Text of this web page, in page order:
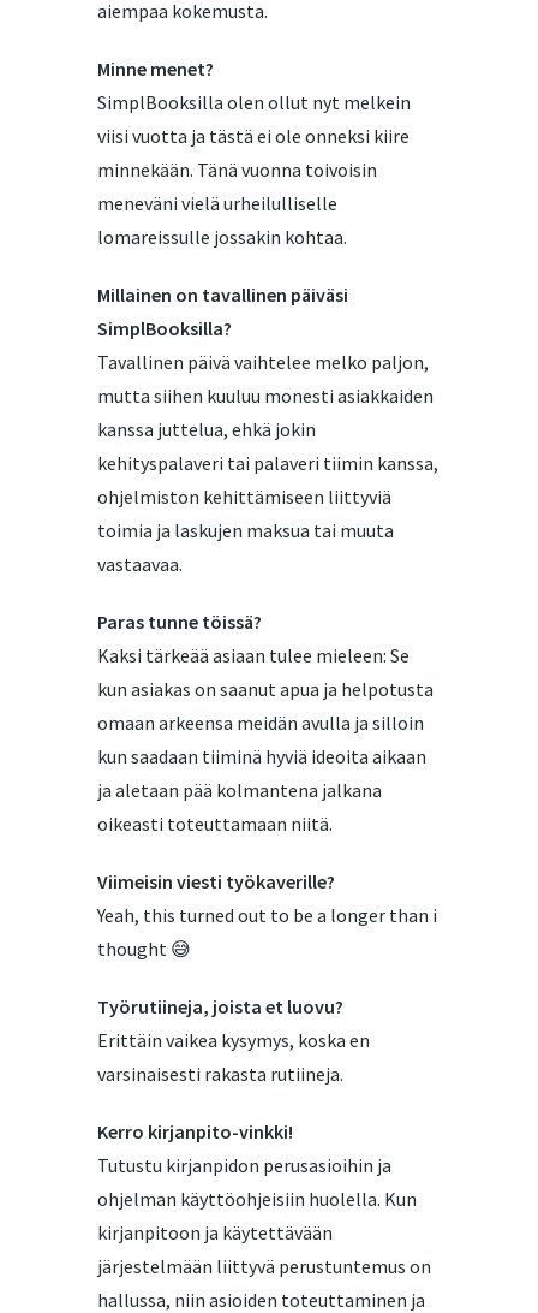
aiempaa kokemusta.
Minne menet?
SimplBooksilla olen ollut nyt melkein
viisi vuotta ja tästä ei ole onneksi kiire
minnekään. Tänä vuonna toivoisin
meneväni vielä urheilulliselle
lomareissulle jossakin kohtaa.
Millainen on tavallinen päiväsi
SimplBooksilla?
Tavallinen päivä vaihtelee melko paljon,
mutta siihen kuuluu monesti asiakkaiden
kanssa juttelua, ehkä jokin
kehityspalaveri tai palaveri tiimin kanssa,
ohjelmiston kehittämiseen liittyviä
toimia ja laskujen maksua tai muuta
vastaavaa.
Paras tunne töissä?
Kaksi tärkeää asiaan tulee mieleen: Se
kun asiakas on saanut apua ja helpotusta
omaan arkeensa meidän avulla ja silloin
kun saadaan tiiminä hyviä ideoita aikaan
ja aletaan pää kolmantena jalkana
oikeasti toteuttamaan niitä.
Viimeisin viesti työkaverille?
Yeah, this turned out to be a longer than i
thought 😅
Työrutiineja, joista et luovu?
Erittäin vaikea kysymys, koska en
varsinaisesti rakasta rutiineja.
Kerro kirjanpito-vinkki!
Tutustu kirjanpidon perusasioihin ja
ohjelman käyttöohjeisiin huolella. Kun
kirjanpitoon ja käytettävään
järjestelmään liittyvä perustuntemus on
hallussa, niin asioiden toteuttaminen ja